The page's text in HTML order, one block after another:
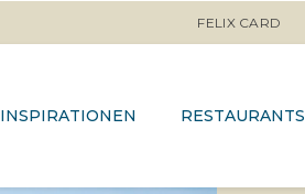
FELIX CARD
INSPIRATIONEN RESTAURANTS